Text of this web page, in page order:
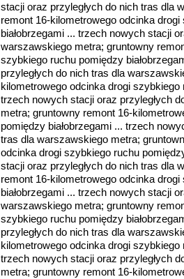
stacji oraz przyległych do nich tras dla
remont 16-kilometrowego odcinka
białobrzegami ... trzech nowych stacji
warszawskiego metra; gruntowny
szybkiego ruchu pomiędzy
przyległych do nich tras dla
kilometrowego odcinka drogi szybkiego
trzech nowych stacji oraz przyległych
metra; gruntowny remont 16-
pomiędzy białobrzegami ... trzech
tras dla warszawskiego metra;
odcinka drogi szybkiego ruchu
stacji oraz przyległych do nich tras dla
remont 16-kilometrowego odcinka
białobrzegami ... trzech nowych stacji
warszawskiego metra; gruntowny
szybkiego ruchu pomiędzy
przyległych do nich tras dla
kilometrowego odcinka drogi szybkiego
trzech nowych stacji oraz przyległych
metra; gruntowny remont 16-